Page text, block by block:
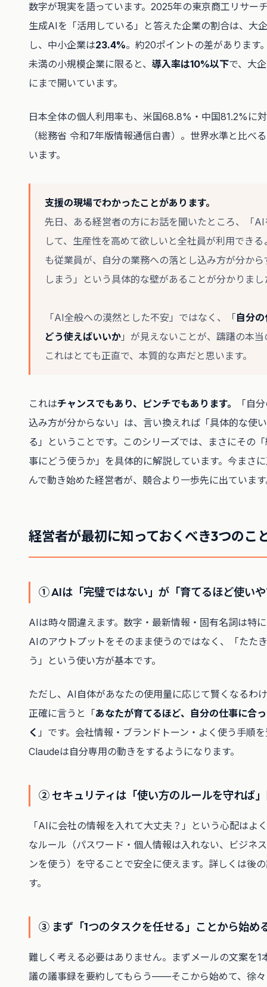
数字が現実を語っています。2025年の東京商工リサー
生成AIを「活用している」と答えた企業の割合は、大
し、中小企業は23.4%。約20ポイントの差があります
未満の小規模企業に限ると、 導入率は10%以下で、大
にまで開いています。
日本全体の個人利用率も、米国68.8%・中国81.2%に
（総務省 令和7年版情報通信白書）。世界水準と比べ
います。
支援の現場でわかったことがあります。
先日、ある経営者の方にお話を聞いたところ、「
して、生産性を高めて欲しいと全社員が利用でき
も従業員が、自分の業務への落とし込み方が分か
しまう」という具体的な壁があることが分かりまし
「AI全般への漠然とした不安」ではなく、「自分
どう使えばいいか 」が見えないことが、躊躇の本
これはとても正直で、本質的な声だと思います。
これはチャンスでもあり、ピンチでもあります。
「自
込み方が分からない」は、言い換えれば「具体的な使
る」ということです。このシリーズでは、まさにその
事にどう使うか」を具体的に解説しています。今まさ
んで動き始めた経営者が、競合より一歩先に出ていま
経営者が最初に知っておくべき3つのこ
① AIは「完璧ではない」が「育てるほど使い
AIは時々間違えます。数字・最新情報・固有名詞は特
AIのアウトプットをそのまま使うのではなく、「たた
う」という使い方が基本です。
ただし、AI自体があなたの使用量に応じて賢くなるわ
正確に言うと「あなたが育てるほど、自分の仕事に合
く 」です。会社情報・ブランドトーン・よく使う手順
Claudeは自分専用の動きをするようになります。
② セキュリティは「使い方のルールを守れば
「AIに会社の情報を入れて大丈夫？」という心配はよ
なルール（パスワード・個人情報は入れない、ビジネ
ンを使う）を守ることで安全に使えます。詳しくは後
す。
③ まず「1つのタスクを任せる」ことから始め
難しく考える必要はありません。まずメールの文案を1
議の議事録を要約してもらう——そこから始めて、徐